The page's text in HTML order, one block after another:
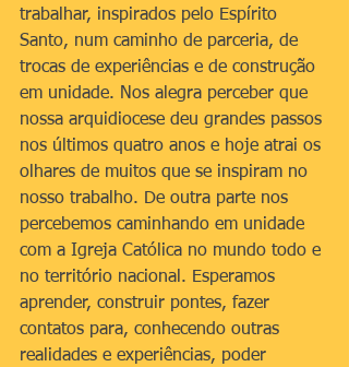
trabalhar, inspirados pelo Espírito
Santo, num caminho de parceria, de
trocas de experiências e de construção
em unidade. Nos alegra perceber que
nossa arquidiocese deu grandes passos
nos últimos quatro anos e hoje atrai os
olhares de muitos que se inspiram no
nosso trabalho. De outra parte nos
percebemos caminhando em unidade
com a Igreja Católica no mundo todo e
no território nacional. Esperamos
aprender, construir pontes, fazer
contatos para, conhecendo outras
realidades e experiências, poder